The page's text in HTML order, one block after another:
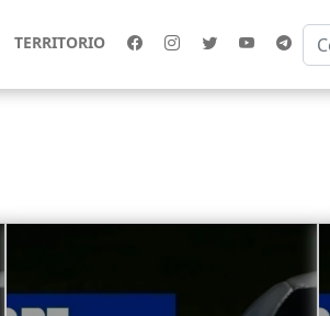
TERRITORIO